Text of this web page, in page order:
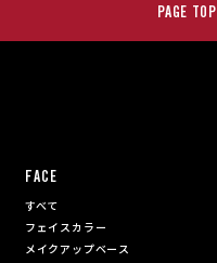
PAGE TOP
FACE
すべて
フェイスカラー
メイクアップベース